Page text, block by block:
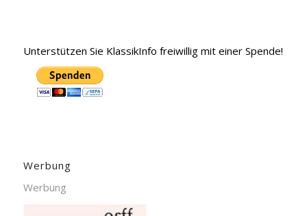
Unterstützen Sie KlassikInfo freiwillig mit einer Spende!
Werbung
Werbung